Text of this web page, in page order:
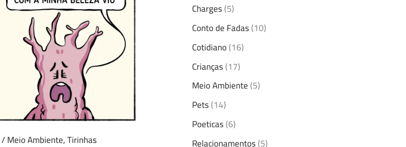
/Meio Ambiente,Tirinhas
Charges(5)
Conto de Fadas(10)
Cotidiano(16)
Crianças(17)
Meio Ambiente(5)
Pets(14)
Poeticas(6)
Relacionamentos(5)